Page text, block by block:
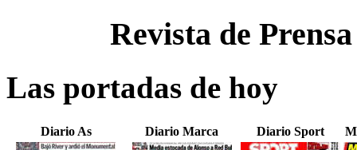
Revista de
Las portadas de hoy
Diario As Diario Marca Diario Sport